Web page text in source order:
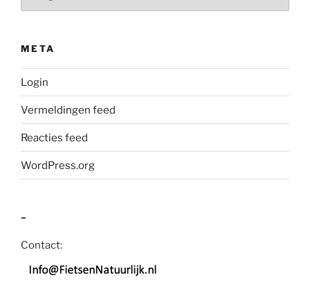
META
Login
Vermeldingen feed
Reacties feed
WordPress.org
–
Contact: